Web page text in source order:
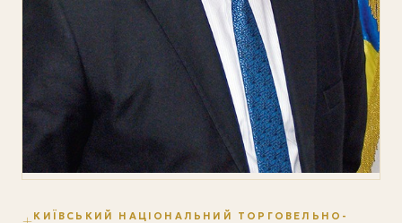
КИЇВСЬКИЙ НАЦІОНАЛЬНИЙ ТОРГОВЕЛЬНО-